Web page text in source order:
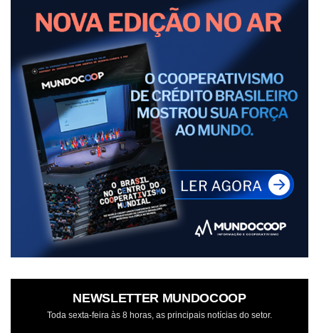
NEWSLETTER MUNDOCOOP
Toda sexta-feira às 8 horas, as principais notícias do setor.